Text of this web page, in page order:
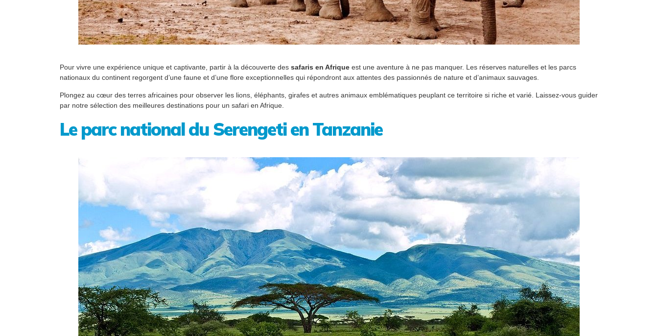
Pour vivre une expérience unique et captivante, partir à la découverte des safaris en Afrique est une aventure à ne pas manquer. Les réserves naturelles et les parcs
nationaux du continent regorgent d’une faune et d’une flore exceptionnelles qui répondront aux attentes des passionnés de nature et d’animaux sauvages.
Plongez au cœur des terres africaines pour observer les lions, éléphants, girafes et autres animaux emblématiques peuplant ce territoire si riche et varié. Laissez-vous guider
par notre sélection des meilleures destinations pour un safari en Afrique.
Le parc national du Serengeti en Tanzanie